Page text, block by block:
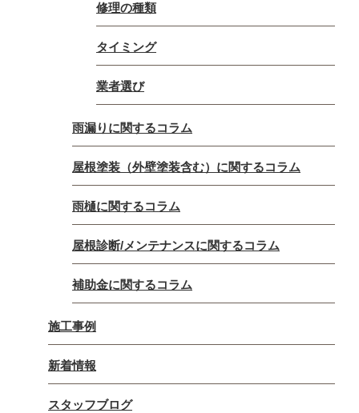
修理の種類
タイミング
業者選び
雨漏りに関するコラム
屋根塗装（外壁塗装含む）に関するコラム
雨樋に関するコラム
屋根診断/メンテナンスに関するコラム
補助金に関するコラム
施工事例
新着情報
スタッフブログ